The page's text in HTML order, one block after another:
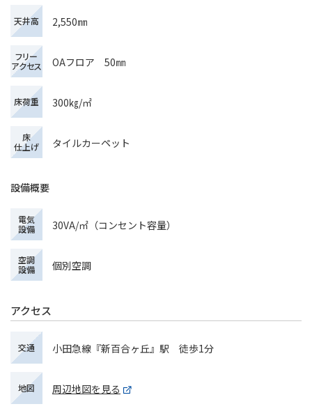
天井高 2,550㎜
フリー
アクセス
OAフロア 50㎜
床荷重 300㎏/㎡
床
仕上げ
タイルカーペット
設備概要
電気
設備
30VA/㎡（コンセント容量）
空調
設備
個別空調
アクセス
交通 小田急線『新百合ヶ丘』駅 徒歩1分
地図 周辺地図を見る